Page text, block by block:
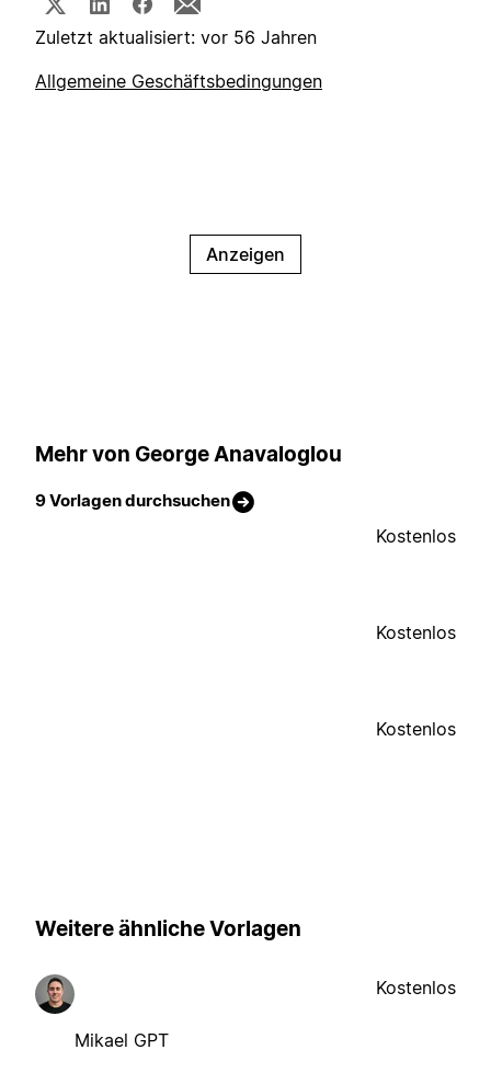
Zuletzt aktualisiert: vor 56 Jahren
Allgemeine Geschäftsbedingungen
Anzeigen
Mehr von George Anavaloglou
9 Vorlagen durchsuchen
Kostenlos
Kostenlos
Kostenlos
Weitere ähnliche Vorlagen
Mikael GPT
Kostenlos